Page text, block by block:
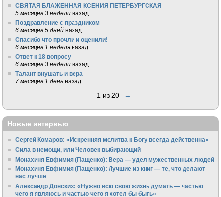
СВЯТАЯ БЛАЖЕННАЯ КСЕНИЯ ПЕТЕРБУРГСКАЯ
5 месяцев 3 недели назад
Поздравление с праздником
6 месяцев 5 дней назад
Спасибо что прочли и оценили!
6 месяцев 1 неделя назад
Ответ к 18 вопросу
6 месяцев 3 недели назад
Талант внушать и вера
7 месяцев 1 день назад
1 из 20 →
Новые интервью
Сергей Комаров: «Искренняя молитва к Богу всегда действенна»
Сила в немощи, или Человек выбирающий
Монахиня Евфимия (Пащенко): Вера — удел мужественных людей
Монахиня Евфимия (Пащенко): Лучшие из книг — те, что делают
нас лучше
Александр Донских: «Нужно всю свою жизнь думать — частью
чего я являюсь и частью чего я хотел бы быть»